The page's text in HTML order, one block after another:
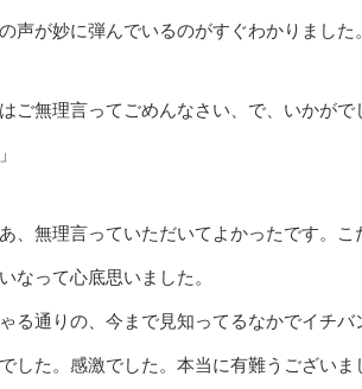
声が妙に弾んでいるのがすぐわかりました。
はご無理言ってごめんなさい、で、いかがで
あ、無理言っていただいてよかったです。こ
なって心底思いました。
る通りの、今まで見知ってるなかでイチバ
した。感激でした。本当に有難うございま